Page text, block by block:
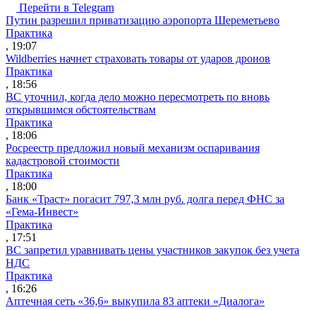
Перейти в Telegram
Путин разрешил приватизацию аэропорта Шереметьево
Практика
, 19:07
Wildberries начнет страховать товары от ударов дронов
Практика
, 18:56
ВС уточнил, когда дело можно пересмотреть по вновь
открывшимся обстоятельствам
Практика
, 18:06
Росреестр предложил новый механизм оспаривания
кадастровой стоимости
Практика
, 18:00
Банк «Траст» погасит 797,3 млн руб. долга перед ФНС за
«Гема-Инвест»
Практика
, 17:51
ВС запретил уравнивать цены участников закупок без учета
НДС
Практика
, 16:26
Аптечная сеть «36,6» выкупила 83 аптеки «Диалога»